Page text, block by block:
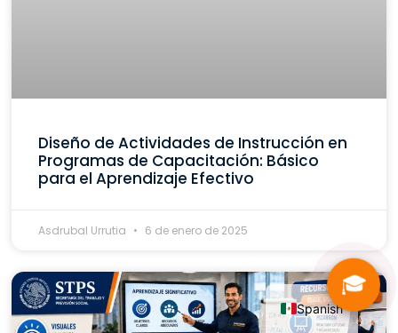
Diseño de Actividades de Instrucción en
Programas de Capacitación: Básico
para el Aprendizaje Efectivo
Asdrubal Urrutia 6 de enero de 2025
🎓
Spanish